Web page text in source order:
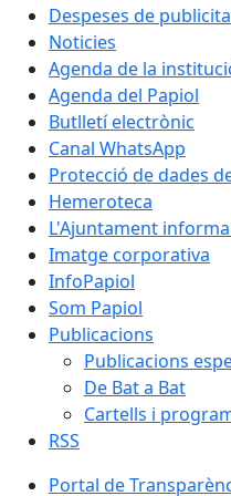
Despeses de
Noticies
Agenda de la
Agenda del Papiol
Butlletí electrònic
Canal WhatsApp
Protecció de dades
Hemeroteca
L'Ajuntament
Imatge corporativa
InfoPapiol
Som Papiol
Publicacions
Publicacions
De Bat a Bat
Cartells i
RSS
Portal de